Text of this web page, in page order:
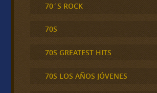
70´S ROCK
70S
70S GREATEST HITS
70S LOS AÑOS JÓVENES